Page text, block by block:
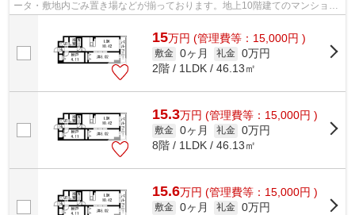
ータ・敷地内ごみ置き場などが揃っております。地上10階建てのマンション
は、弊社イチオシの物件です。令和7年...
15万円 (管理費等：15,000円 )
敷金 0ヶ月 礼金 0万円
2階 / 1LDK / 46.13㎡
15.3万円 (管理費等：15,000円 )
敷金 0ヶ月 礼金 0万円
8階 / 1LDK / 46.13㎡
15.6万円 (管理費等：15,000円 )
敷金 0ヶ月 礼金 0万円